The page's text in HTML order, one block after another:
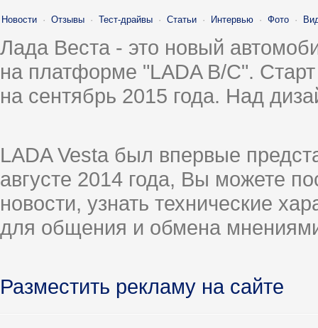
Новости · Отзывы · Тест-драйвы · Статьи · Интервью · Фото ·
Лада Веста - это новый
на платформе "LADA B/C".
на сентябрь 2015 года. Над
LADA Vesta был впервые
августе 2014 года, Вы можете
новости, узнать технические
для общения и обмена
Разместить рекламу на сайте